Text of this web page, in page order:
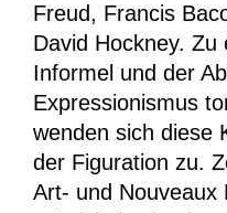
Freud, Francis
David Hockney.
Informel und der
Expressionismus
wenden sich diese
der Figuration zu.
Art- und Nouveaux